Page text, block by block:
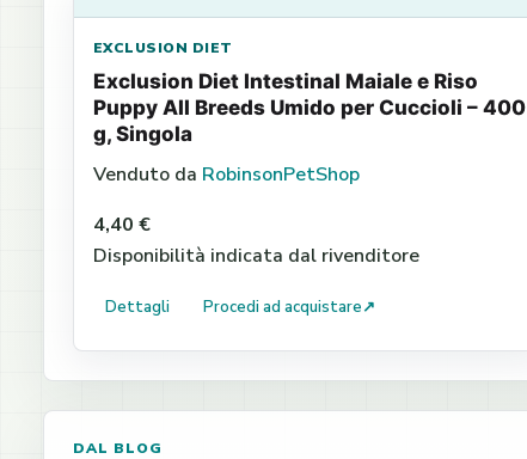
EXCLUSION DIET
Exclusion Diet Intestinal Maiale e Riso
Puppy All Breeds Umido per Cuccioli – 400
g, Singola
Venduto da RobinsonPetShop
4,40 €
Disponibilità indicata dal rivenditore
Dettagli Procedi ad acquistare↗
DAL BLOG